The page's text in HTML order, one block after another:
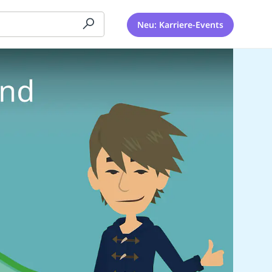
Neu: Karriere-Events